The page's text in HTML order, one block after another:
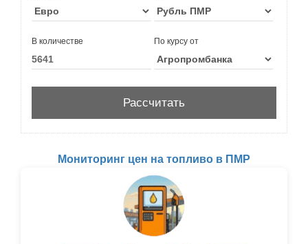
В количестве По курсу от
Мониторинг цен на топливо в ПМР